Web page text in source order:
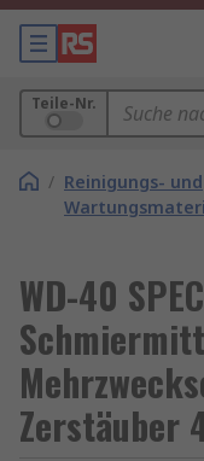
Teile-Nr.
/ Reinigungs- und
WD-40
Zerstäuber